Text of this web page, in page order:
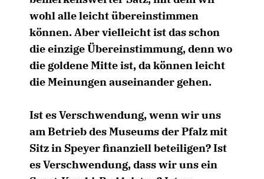
wohl alle leicht übereinstimmen
können. Aber vielleicht ist das schon
die einzige Übereinstimmung, denn wo
die goldene Mitte ist, da können leicht
die Meinungen auseinander gehen.
Ist es Verschwendung, wenn wir uns
am Betrieb des Museums der Pfalz mit
Sitz in Speyer finanziell beteiligen? Ist
es Verschwendung, dass wir uns ein